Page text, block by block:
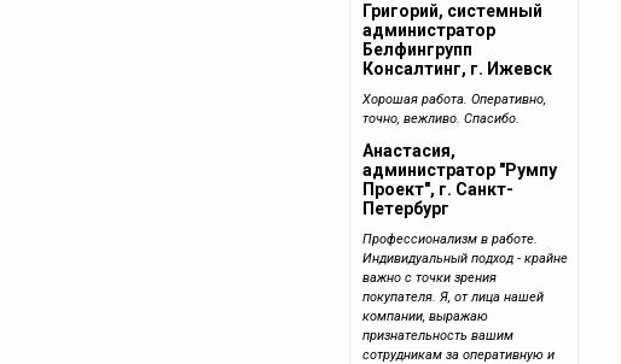
Григорий, системный
администратор
Белфингрупп
Консалтинг, г. Ижевск
Хорошая работа. Оперативно,
точно, вежливо. Спасибо.
Анастасия,
администратор "Румпу
Проект", г. Санкт-
Петербург
Профессионализм в работе.
Индивидуальный подход - крайне
важно с точки зрения
покупателя. Я, от лица нашей
компании, выражаю
признательность вашим
сотрудникам за оперативную и